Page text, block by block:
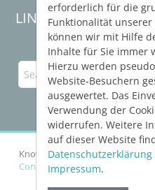
LINEAR Solutions 23
Knowledge Base Revit
Connecting Pipes and Ducts
erforderlich für die
Funktionalität
können wir mit Hilfe
Inhalte für Sie immer
Hierzu werden
Website-Besuchern
ausgewertet. Das
Verwendung der
widerrufen. Weitere
auf dieser Website
Datenschutzerklärung
Impressum.